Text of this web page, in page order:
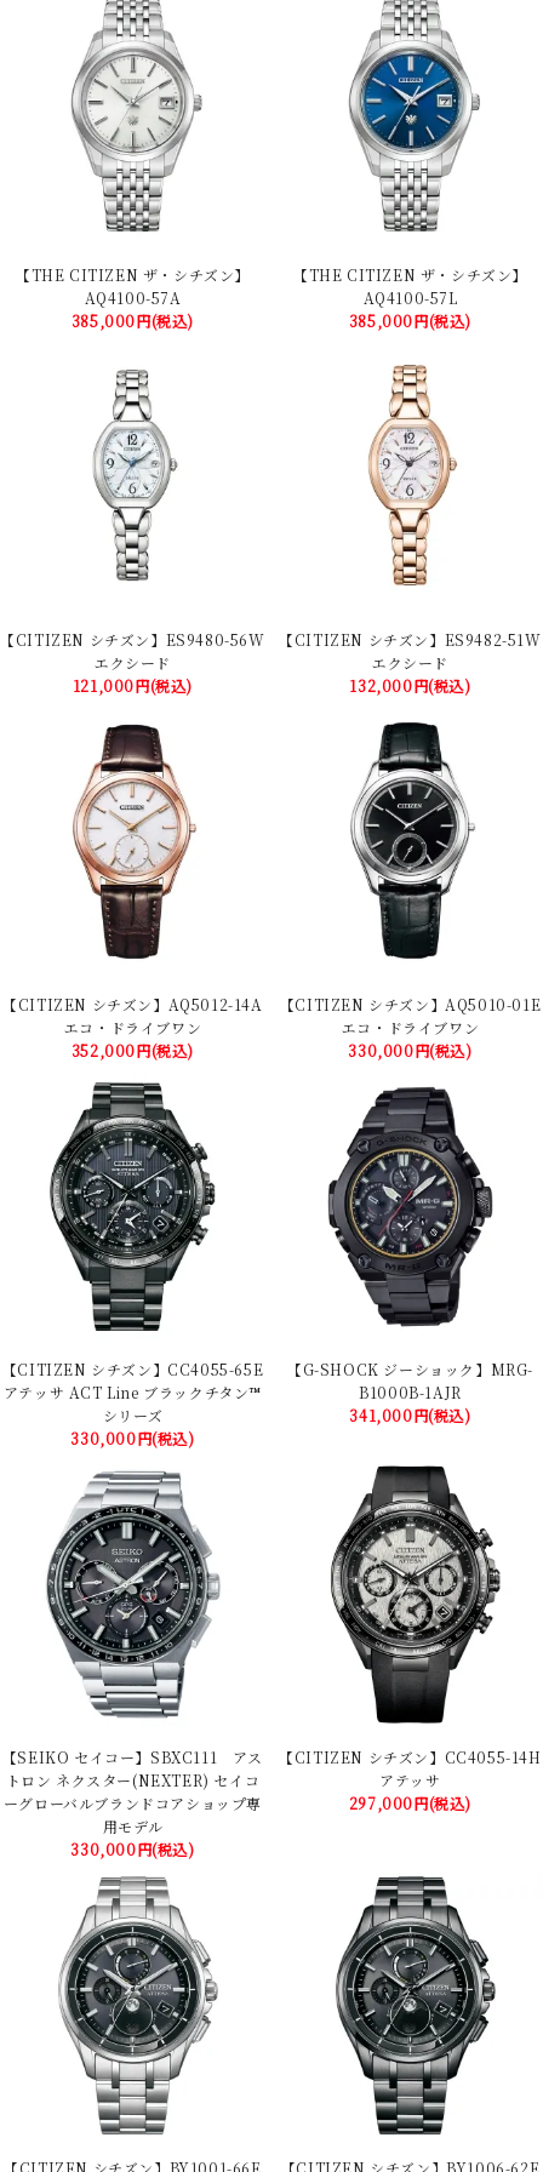
【THE CITIZEN ザ・シチズン】
AQ4100-57A
385,000円(税込)
【THE CITIZEN ザ・シチズン】
AQ4100-57L
385,000円(税込)
【CITIZEN シチズン】ES9480-56W
エクシード
121,000円(税込)
【CITIZEN シチズン】ES9482-51W
エクシード
132,000円(税込)
【CITIZEN シチズン】AQ5012-14A
エコ・ドライブワン
352,000円(税込)
【CITIZEN シチズン】AQ5010-01E
エコ・ドライブワン
330,000円(税込)
【CITIZEN シチズン】CC4055-65E
アテッサ ACT Line ブラックチタン™
シリーズ
330,000円(税込)
【G-SHOCK ジーショック】MRG-
B1000B-1AJR
341,000円(税込)
【SEIKO セイコー】SBXC111 アス
トロン ネクスター(NEXTER) セイコ
ーグローバルブランドコアショップ専
用モデル
330,000円(税込)
【CITIZEN シチズン】CC4055-14H
アテッサ
297,000円(税込)
【CITIZEN シチズン】BY1001-66E 【CITIZEN シチズン】BY1006-62E